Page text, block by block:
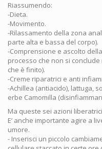
Riassumendo:
-Dieta.
-Movimento.
-Rilassamento della zona
parte alta e bassa del corpo).
-Comprensione e ascolto
processo che non si
che è finito).
-Creme riparatrici e anti
-Achillea (antiacido), lattuga,
erbe Camomilla
Ma queste sei azioni
E’ anche importante agire a
umore.
- Inserisci un piccolo